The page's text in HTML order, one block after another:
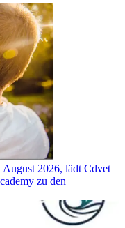
2026, lädt Cdvet
zu den